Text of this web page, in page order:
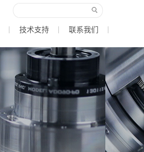
技术支持 联系我们